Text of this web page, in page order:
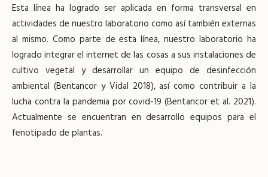
Esta línea ha logrado ser aplicada en forma transversal en
actividades de nuestro laboratorio como así también externas
al mismo. Como parte de esta línea, nuestro laboratorio ha
logrado integrar el internet de las cosas a sus instalaciones de
cultivo vegetal y desarrollar un equipo de desinfección
ambiental (Bentancor y Vidal 2018), así como contribuir a la
lucha contra la pandemia por covid-19 (Bentancor et al. 2021).
Actualmente se encuentran en desarrollo equipos para el
fenotipado de plantas.